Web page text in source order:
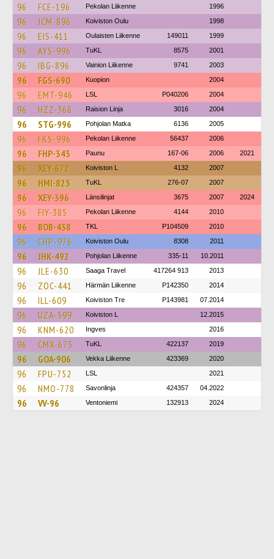
96 FCE-196 Pekolan Liikenne 1996
96 JCM-896 Koiviston Oulu 1998
96 EIS-411 Oulaisten Liikenne 149011 1999
96 AYS-996 TuKL 8575 2001
96 IBG-896 Vainion Liikenne 9741 2003
96 FGS-690 Kuopion 2004
96 EMT-946 LSL P040206 2004
96 HZZ-368 Raision Linja 3016 2004
96 STG-996 Pohjolan Matka 6136 2005
96 FKS-996 Pekolan Liikenne 56437 2006
96 FHP-343 Paunu 167-06 2006 2021
96 XEY-672 Koiviston L 4132 2007
96 HMI-825 TuKL 276-07 2007
96 XEY-396 Länsilinjat 3675 2007 2024
96 FIY-385 Pekolan Liikenne 4144 2010
96 BOB-438 TKL P104509 2010
96 CHP-976 Koiviston Oulu 8308 2011
96 JHK-492 Pohjolan Liikenne 335-11 10.2011
96 JLE-630 Saaga Travel 417264 913 2013
96 ZOC-441 Härmän Liikenne P142350 2014
96 ILL-609 Koiviston Tre P143981 07.2014
96 UZA-599 Koiviston L 12.2015
96 KNM-620 Ingves 2016
96 CMX-675 TuKL 422137 2019
96 GOA-906 Vekka Liikenne 423369 2020
96 FPU-752 LSL 2021
96 NMO-778 Savonlinja 424357 04.2022
96 VV-96 Ventoniemi 132913 2024